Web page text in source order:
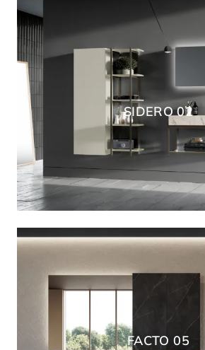
SIDERO 02
FACTO 05